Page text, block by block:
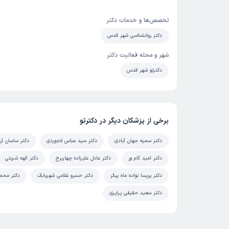
تخصص‌ها و خدمات دکتر
دکتر روانشناسی شهر قدس
شهر و محله فعالیت دکتر
دکترتو شهر قدس
برخی از پزشکان دیگر در دکترتو
دکتر سمیه جهان آبادی دکتر سید عباس لاجوردی دکتر ساسان
دکتر امید کام ور دکتر عادل علیزاده چهاربرج دکتر الهه شربتی
دکتر پریسا نواده ماه پیکر دکتر خسرو غلامی شهربابک دکتر
دکتر سعید حقیقی پراپری